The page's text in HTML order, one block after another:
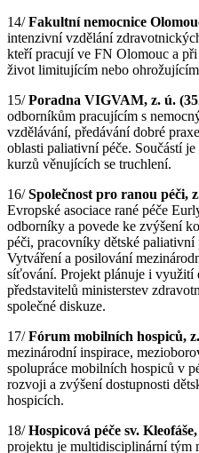
14/Fakultní nemocnice
intenzivní vzdělání
kteří pracují ve FN Olomouc a při
život limitujícím nebo
15/Poradna VIGVAM, z. ú.
odborníkům pracujícím s
vzdělávání, předávání dobré
oblasti paliativní péče. Součástí
kurzů věnujících se truchlení.
16/Společnost pro ranou péči,
Evropské asociace rané péče
odborníky a povede ke zvýšení
péči, pracovníky dětské paliativní
Vytváření a posilování
síťování. Projekt plánuje i využití
představitelů ministerstev
společné diskuze.
17/Fórum mobilních hospiců,
mezinárodní inspirace,
spolupráce mobilních hospiců v
rozvoji a zvýšení dostupnosti
hospicích.
18/Hospicová péče sv.
projektu je multidisciplinární tým